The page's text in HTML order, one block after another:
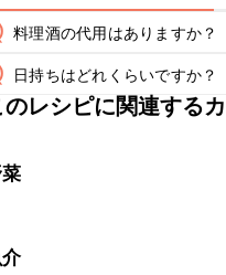
料理酒の代用はありますか？
日持ちはどれくらいですか？
保存期間は冷蔵で翌日中が
※日持ちは目安です。
のレシピに関連する